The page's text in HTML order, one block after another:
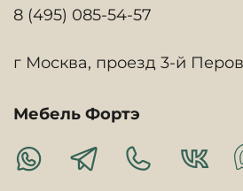
8 (495) 085-54-57
г Москва, проезд 3-й
Мебель Фортэ